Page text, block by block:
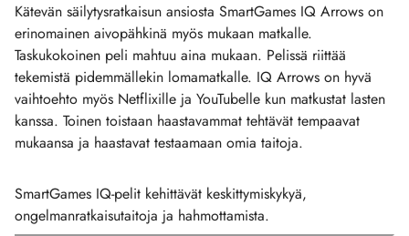
Kätevän säilytysratkaisun ansiosta SmartGames IQ Arrows on
erinomainen aivopähkinä myös mukaan matkalle.
Taskukokoinen peli mahtuu aina mukaan. Pelissä riittää
tekemistä pidemmällekin lomamatkalle. IQ Arrows on hyvä
vaihtoehto myös Netflixille ja YouTubelle kun matkustat lasten
kanssa. Toinen toistaan haastavammat tehtävät tempaavat
mukaansa ja haastavat testaamaan omia taitoja.
SmartGames IQ-pelit kehittävät keskittymiskykyä,
ongelmanratkaisutaitoja ja hahmottamista.